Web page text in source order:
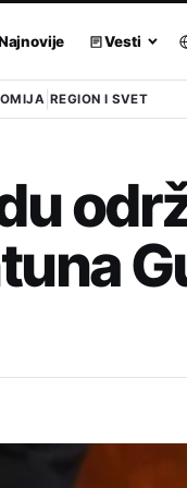
Vesti
REGION I SVET